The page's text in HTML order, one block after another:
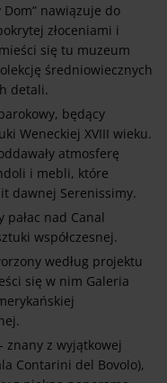
Dom” nawiązuje do
złoceniami i
się tu muzeum
średniowiecznych
detali.
będący
Weneckiej XVIII wieku.
atmosferę
i mebli, które
dawnej Serenissimy.
pałac nad Canal
współczesnej.
według projektu
się w nim Galeria
- znany z wyjątkowej
Contarini del Bovolo),